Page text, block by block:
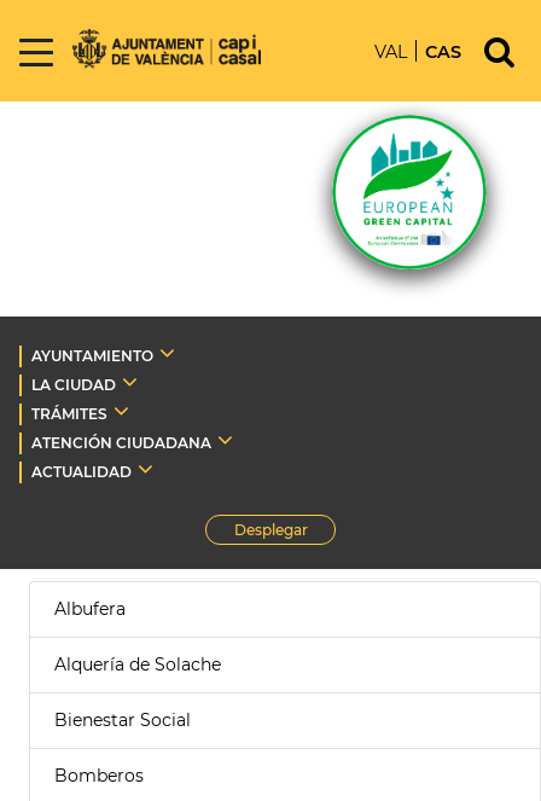
VAL CAS
AYUNTAMIENTO
LA CIUDAD
TRÁMITES
ATENCIÓN CIUDADANA
ACTUALIDAD
Desplegar
Albufera
Alquería de Solache
Bienestar Social
Bomberos